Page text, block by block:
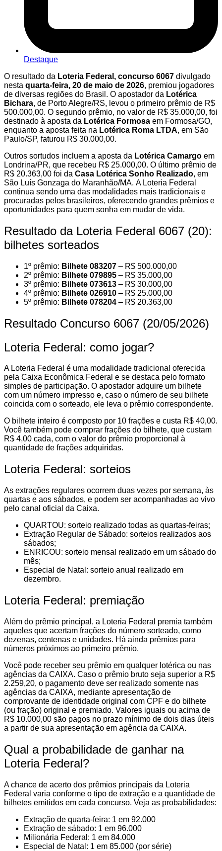
Destaque
O resultado da Loteria Federal, concurso 6067 divulgado
nesta quarta-feira, 20 de maio de 2026, premiou jogadores
de diversas regiões do Brasil. O apostador da Lotérica
Bichara, de Porto Alegre/RS, levou o primeiro prêmio de R$
500.000,00. O segundo prêmio, no valor de R$ 35.000,00, foi
destinado à aposta da Lotérica Formosa em Formosa/GO,
enquanto a aposta feita na Lotérica Roma LTDA, em São
Paulo/SP, faturou R$ 30.000,00.
Outros sortudos incluem a aposta da Lotérica Camargo em
Londrina/PR, que recebeu R$ 25.000,00. O último prêmio de
R$ 20.363,00 foi da Casa Lotérica Sonho Realizado, em
São Luís Gonzaga do Maranhão/MA. A Loteria Federal
continua sendo uma das modalidades mais tradicionais e
procuradas pelos brasileiros, oferecendo grandes prêmios e
oportunidades para quem sonha em mudar de vida.
Resultado da Loteria Federal 6067 (20):
bilhetes sorteados
1º prêmio: Bilhete 083207 – R$ 500.000,00
2º prêmio: Bilhete 079895 – R$ 35.000,00
3º prêmio: Bilhete 073613 – R$ 30.000,00
4º prêmio: Bilhete 026910 – R$ 25.000,00
5º prêmio: Bilhete 078204 – R$ 20.363,00
Resultado Concurso 6067 (20/05/2026)
Loteria Federal: como jogar?
A Loteria Federal é uma modalidade tradicional oferecida
pela Caixa Econômica Federal e se destaca pelo formato
simples de participação. O apostador adquire um bilhete
com um número impresso e, caso o número de seu bilhete
coincida com o sorteado, ele leva o prêmio correspondente.
O bilhete inteiro é composto por 10 frações e custa R$ 40,00.
Você também pode comprar frações do bilhete, que custam
R$ 4,00 cada, com o valor do prêmio proporcional à
quantidade de frações adquiridas.
Loteria Federal: sorteios
As extrações regulares ocorrem duas vezes por semana, às
quartas e aos sábados, e podem ser acompanhadas ao vivo
pelo canal oficial da Caixa.
QUARTOU: sorteio realizado todas as quartas-feiras;
Extração Regular de Sábado: sorteios realizados aos
sábados;
ENRICOU: sorteio mensal realizado em um sábado do
mês;
Especial de Natal: sorteio anual realizado em
dezembro.
Loteria Federal: premiação
Além do prêmio principal, a Loteria Federal premia também
aqueles que acertam frações do número sorteado, como
dezenas, centenas e unidades. Há ainda prêmios para
números próximos ao primeiro prêmio.
Você pode receber seu prêmio em qualquer lotérica ou nas
agências da CAIXA. Caso o prêmio bruto seja superior a R$
2.259,20, o pagamento deve ser realizado somente nas
agências da CAIXA, mediante apresentação de
comprovante de identidade original com CPF e do bilhete
(ou fração) original e premiado. Valores iguais ou acima de
R$ 10.000,00 são pagos no prazo mínimo de dois dias úteis
a partir de sua apresentação em agência da CAIXA.
Qual a probabilidade de ganhar na
Loteria Federal?
A chance de acerto dos prêmios principais da Loteria
Federal varia conforme o tipo de extração e a quantidade de
bilhetes emitidos em cada concurso. Veja as probabilidades:
Extração de quarta-feira: 1 em 92.000
Extração de sábado: 1 em 96.000
Milionária Federal: 1 em 84.000
Especial de Natal: 1 em 85.000 (por série)